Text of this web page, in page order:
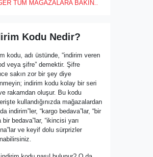
istenildiği takdirde mail bilgileri
TÜM MAĞAZALARA BAKIN..
Kodu Nedir?
kodu, adı üstünde, “indirim veren
veya şifre” demektir. Şifre
sakın zor bir şey diye
indirim kodu kolay bir seri
rakamdan oluşur. Bu kodu
kullandığınızda mağazalardan
indirim”ler, “kargo bedava”lar, “bir
bir bedava”lar, “ikincisi yarı
ve keyif dolu sürprizler